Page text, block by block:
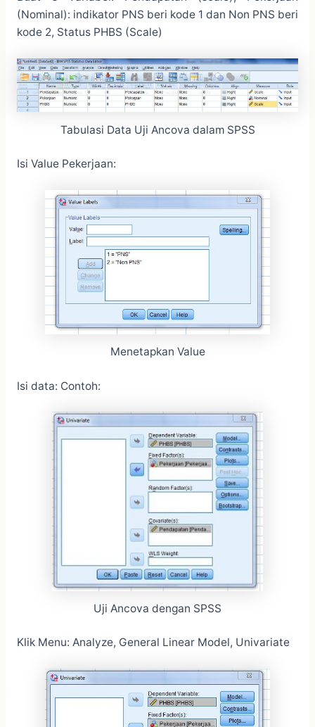
(Nominal): indikator PNS beri kode 1 dan Non PNS beri
kode 2, Status PHBS (Scale)
Tabulasi Data Uji Ancova dalam SPSS
Isi Value Pekerjaan:
Menetapkan Value
Isi data: Contoh:
Uji Ancova dengan SPSS
Klik Menu: Analyze, General Linear Model, Univariate